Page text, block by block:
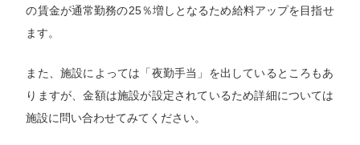
の賃金が通常勤務の25％増しとなるため給料アップを目指せ
ます。
また、施設によっては「夜勤手当」を出しているところもあ
りますが、金額は施設が設定されているため詳細については
施設に問い合わせてみてください。